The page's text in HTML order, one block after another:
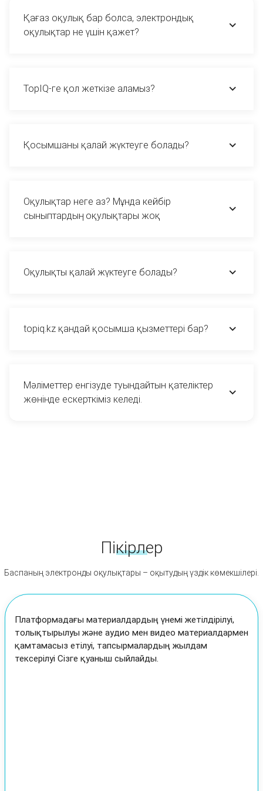
Қағаз оқулық бар болса, электрондық
оқулықтар не үшін қажет?
TopIQ-ге қол жеткізе аламыз?
Қосымшаны қалай жүктеуге болады?
Оқулықтар неге аз? Мұнда кейбір
сыныптардың оқулықтары жоқ
Оқулықты қалай жүктеуге болады?
topiq.kz қандай қосымша қызметтері бар?
Мәліметтер енгізуде туындайтын қателіктер
жөнінде ескерткіміз келеді.
Пікірлер
Баспаның электронды оқулықтары – оқытудың үздік көмекшілері.
Басты ұнаған жағын атап өтсек: әр баланың қабілеті
мен қызығушылығын ескере отырып, тапсырмалар
беру мүмкіндігі ойластырылған.